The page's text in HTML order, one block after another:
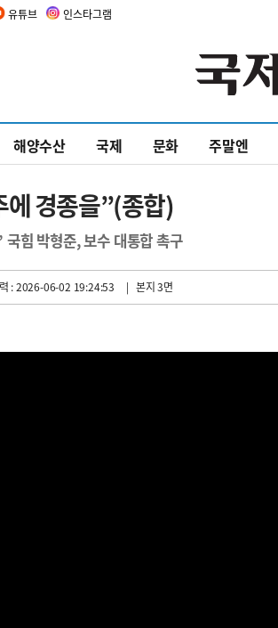
유튜브 인스타그램
해양수산 국제 문화 주말엔
경종을”(종합)
힘 박형준, 보수 대통합 촉구
: 2026-06-02 19:24:53 | 본지 3면